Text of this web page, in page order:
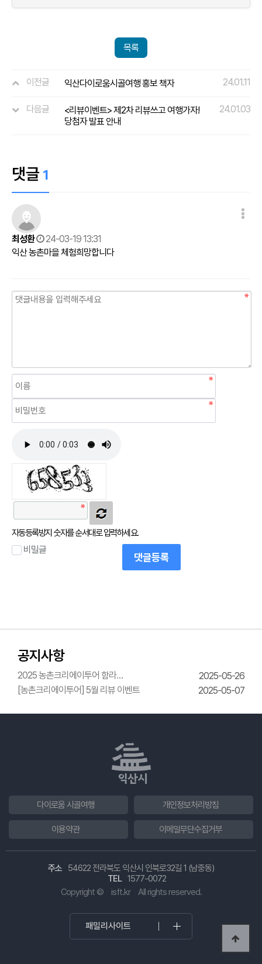
목록
이전글 익산다이로움시골여행 홍보 책자 24.01.11
다음글
<리뷰이벤트> 제2차 리뷰쓰고 여행가자!
당첨자 발표 안내
24.01.03
댓글 1
최성환
24-03-19 13:31
익산 농촌마을 체험희망합니다
자동등록방지 숫자를 순서대로 입력하세요.
비밀글
댓글등록
공지사항
2025 농촌크리에이투어 함라
한옥체험관 웨딩의상체험
2025-05-26
[농촌크리에이투어] 5월 리뷰 이벤트
2025-05-07
다이로움 시골여행 개인정보처리방침
이용약관 이메일무단수집거부
주소
54622 전라북도 익산시 인북로32길 1 (남중동)
TEL 1577-0072
Copyright ©
isft.kr All rights reserved.
패밀리사이트